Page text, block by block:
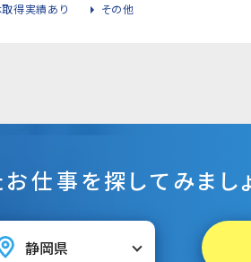
取得実績あり その他
仕事を探してみまし